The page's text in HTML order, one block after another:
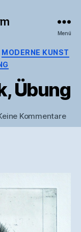
Menü
MODERNE KUNST
Übung
Kommentarezu